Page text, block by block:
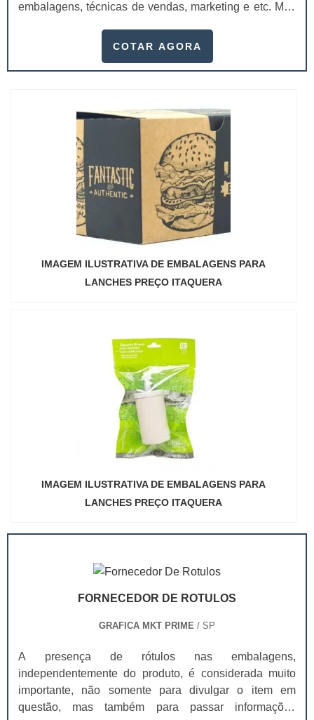
embalagens, técnicas de vendas, marketing e etc. Mas
e logística adequada, esses esforços podem não valer
um papel de destaque muito abrangente, pois este item,
COTAR AGORA
IMAGEM ILUSTRATIVA DE EMBALAGENS PARA
LANCHES PREÇO ITAQUERA
IMAGEM ILUSTRATIVA DE EMBALAGENS PARA
LANCHES PREÇO ITAQUERA
FORNECEDOR DE ROTULOS
GRAFICA MKT PRIME / SP
A presença de rótulos nas embalagens,
independentemente do produto, é considerada muito
importante, não somente para divulgar o item em
questão, mas também para passar informações